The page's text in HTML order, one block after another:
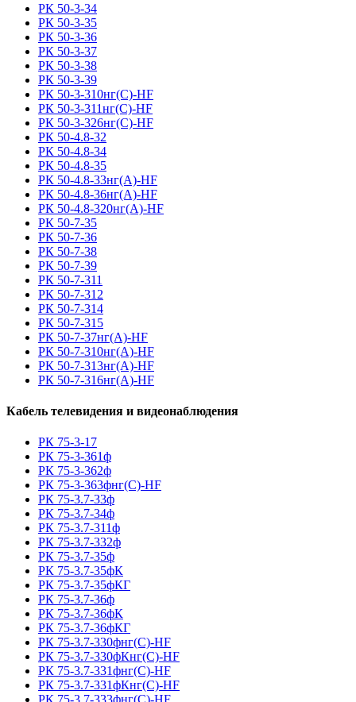
РК 50-3-34
РК 50-3-35
РК 50-3-36
РК 50-3-37
РК 50-3-38
РК 50-3-39
РК 50-3-310нг(С)-HF
РК 50-3-311нг(С)-HF
РК 50-3-326нг(С)-HF
РК 50-4.8-32
РК 50-4.8-34
РК 50-4.8-35
РК 50-4.8-33нг(A)-HF
РК 50-4.8-36нг(A)-HF
РК 50-4.8-320нг(A)-HF
РК 50-7-35
РК 50-7-36
РК 50-7-38
РК 50-7-39
РК 50-7-311
РК 50-7-312
РК 50-7-314
РК 50-7-315
РК 50-7-37нг(A)-HF
РК 50-7-310нг(A)-HF
РК 50-7-313нг(A)-HF
РК 50-7-316нг(A)-HF
Кабель телевидения и видеонаблюдения
РК 75-3-17
РК 75-3-361ф
РК 75-3-362ф
РК 75-3-363фнг(С)-HF
РК 75-3.7-33ф
РК 75-3.7-34ф
РК 75-3.7-311ф
РК 75-3.7-332ф
РК 75-3.7-35ф
РК 75-3.7-35фК
РК 75-3.7-35фКГ
РК 75-3.7-36ф
РК 75-3.7-36фК
РК 75-3.7-36фКГ
РК 75-3.7-330фнг(С)-HF
РК 75-3.7-330фКнг(С)-HF
РК 75-3.7-331фнг(С)-HF
РК 75-3.7-331фКнг(С)-HF